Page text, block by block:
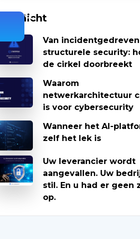
Uitgelicht
Van
structurele security:
de cirkel doorbreekt
Waarom
netwerkarchitectuur
is voor cybersecurity
Wanneer het AI-
zelf het lek is
Uw leverancier wordt
aangevallen. Uw
stil. En u had er geen
op.